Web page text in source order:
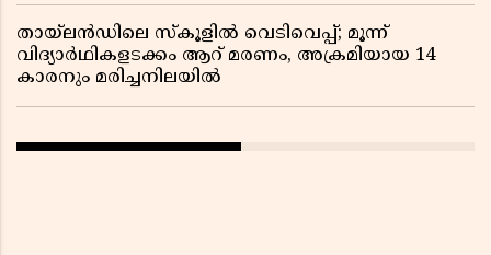
തായ്‌ലൻഡിലെ സ്‌കൂളിൽ വെടിവെപ്പ്; മൂന്ന്
വിദ്യാർഥികളടക്കം ആറ് മരണം, അക്രമിയായ 14
കാരനും മരിച്ചനിലയിൽ